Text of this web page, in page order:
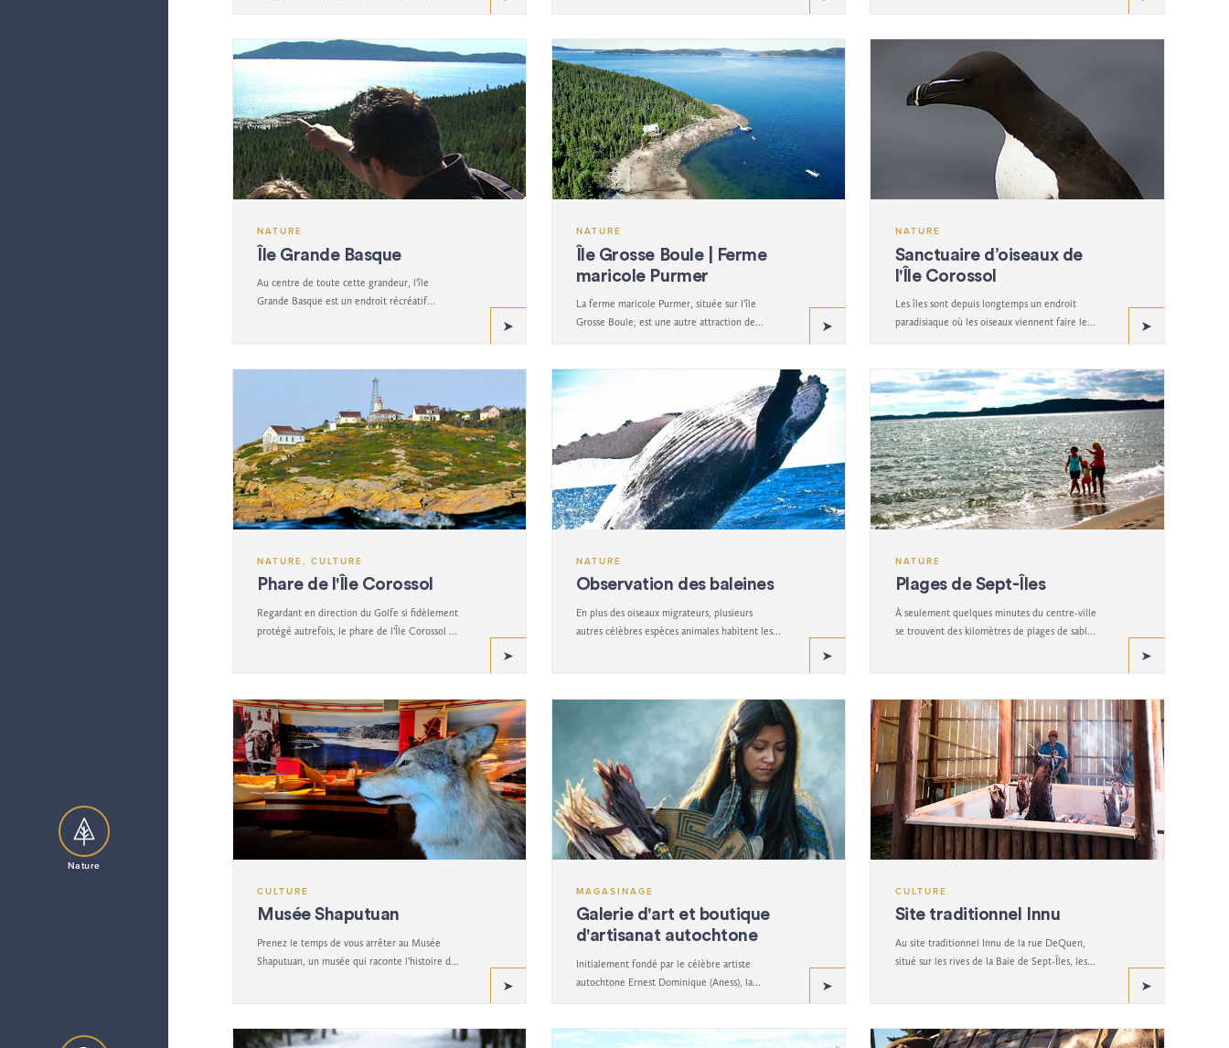
Nature
NATURE
Île Grande Basque
Au centre de toute cette grandeur, l’île
Grande Basque est un endroit récréatif
NATURE
Île Grosse Boule | Ferme
maricole Purmer
La ferme maricole Purmer, située sur l’île
Grosse Boule, est une autre attraction de
NATURE
Sanctuaire d’oiseaux de
l'Île Corossol
Les îles sont depuis longtemps un endroit
paradisiaque où les oiseaux viennent faire leurs
NATURE, CULTURE
Phare de l'Île Corossol
Regardant en direction du Golfe si fidèlement
protégé autrefois, le phare de l’Île Corossol est
NATURE
Observation des baleines
En plus des oiseaux migrateurs, plusieurs
autres célèbres espèces animales habitent les
NATURE
Plages de Sept-Îles
À seulement quelques minutes du centre-ville
se trouvent des kilomètres de plages de sable
CULTURE
Musée Shaputuan
Prenez le temps de vous arrêter au Musée
Shaputuan, un musée qui raconte l’histoire du
MAGASINAGE
Galerie d'art et boutique
d'artisanat autochtone
Initialement fondé par le célèbre artiste
autochtone Ernest Dominique (Aness), la
CULTURE
Site traditionnel Innu
Au site traditionnel Innu de la rue DeQuen,
situé sur les rives de la Baie de Sept-Îles, les
des croyances et des traditions du peuple Innu.